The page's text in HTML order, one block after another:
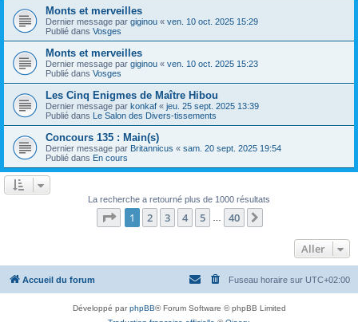
Monts et merveilles
Dernier message par giginou « ven. 10 oct. 2025 15:29
Publié dans Vosges
Monts et merveilles
Dernier message par giginou « ven. 10 oct. 2025 15:23
Publié dans Vosges
Les Cinq Enigmes de Maître Hibou
Dernier message par konkaf « jeu. 25 sept. 2025 13:39
Publié dans Le Salon des Divers-tissements
Concours 135 : Main(s)
Dernier message par Britannicus « sam. 20 sept. 2025 19:54
Publié dans En cours
La recherche a retourné plus de 1000 résultats
Page 1sur40
1 2 3 4 5 40
Aller
Accueil du forum Fuseau horaire sur UTC+02:00
Développé parphpBB® Forum Software © phpBB Limited